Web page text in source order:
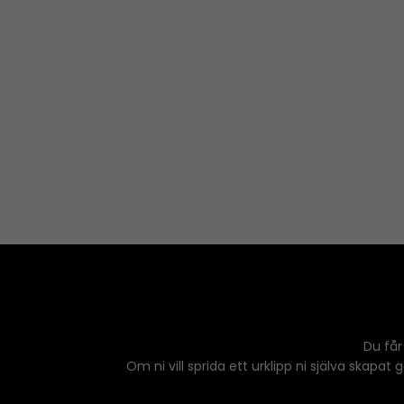
Du
Om ni vill sprida ett urklipp ni själva